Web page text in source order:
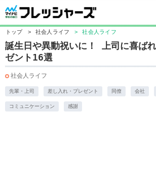
トップ > 社会人ライフ > 社会人ライフ
誕生日や異動祝いに！ 上司に喜ば
ゼント16選
社会人ライフ
先輩・上司 差し入れ・プレゼント 同僚 会社
コミュニケーション 感謝